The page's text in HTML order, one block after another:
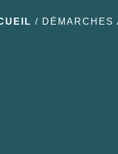
/ DÉMARCHES